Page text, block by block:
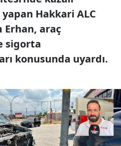
yapan Hakkari ALC
Erhan, araç
sigorta
konusunda uyardı.